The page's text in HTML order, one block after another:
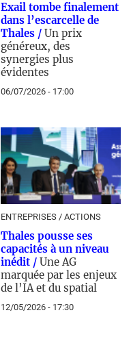
Exail tombe finalement
dans l’escarcelle de
Thales / Un prix
généreux, des
synergies plus
évidentes
06/07/2026 - 17:00
ENTREPRISES / ACTIONS
Thales pousse ses
capacités à un niveau
inédit / Une AG
marquée par les enjeux
de l’IA et du spatial
12/05/2026 - 17:30